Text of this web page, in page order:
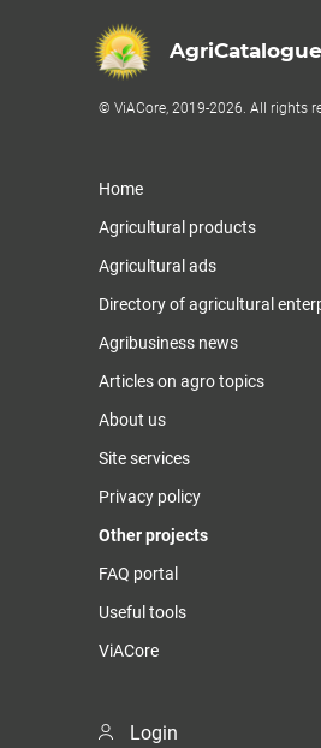
AgriCatalogue
© ViACore, 2019-2026. All rights
Home
Agricultural products
Agricultural ads
Directory of agricultural
Agribusiness news
Articles on agro topics
About us
Site services
Privacy policy
Other projects
FAQ portal
Useful tools
ViACore
Login